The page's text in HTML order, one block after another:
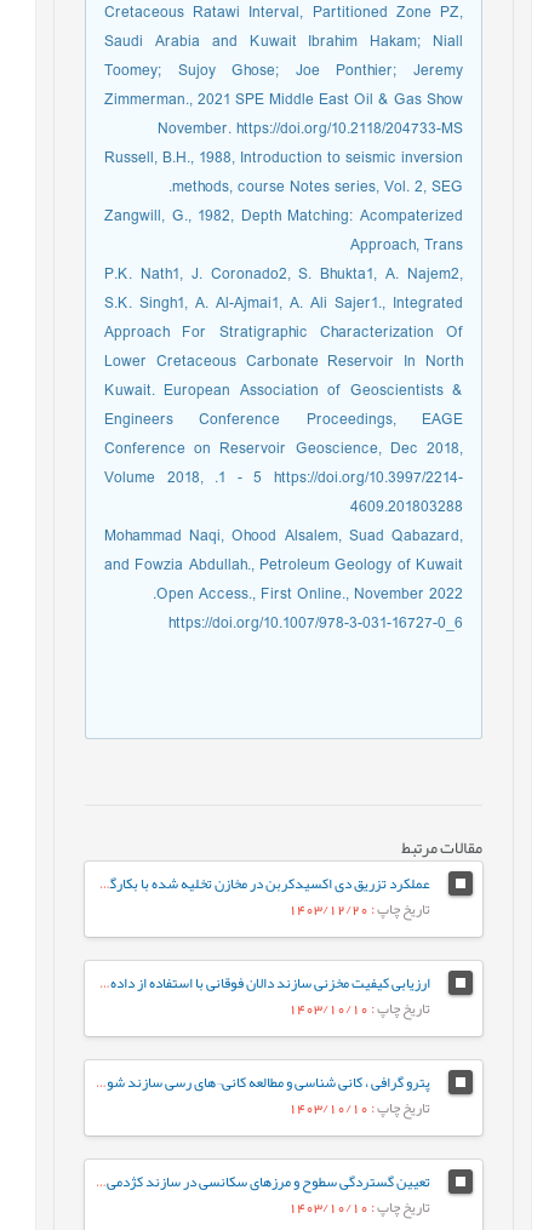
Cretaceous Ratawi Interval, Partitioned Zone PZ,
Saudi Arabia and Kuwait Ibrahim Hakam; Niall
Toomey; Sujoy Ghose; Joe Ponthier; Jeremy
Zimmerman., 2021 SPE Middle East Oil & Gas Show
November. https://doi.org/10.2118/204733-MS
Russell, B.H., 1988, Introduction to seismic inversion
methods, course Notes series, Vol. 2, SEG.
Zangwill, G., 1982, Depth Matching: Acompaterized
Approach, Trans
P.K. Nath1, J. Coronado2, S. Bhukta1, A. Najem2,
S.K. Singh1, A. Al-Ajmai1, A. Ali Sajer1., Integrated
Approach For Stratigraphic Characterization Of
Lower Cretaceous Carbonate Reservoir In North
Kuwait. European Association of Geoscientists &
Engineers Conference Proceedings, EAGE
Conference on Reservoir Geoscience, Dec 2018,
Volume 2018, .1 - 5 https://doi.org/10.3997/2214-
4609.201803288
Mohammad Naqi, Ohood Alsalem, Suad Qabazard,
and Fowzia Abdullah., Petroleum Geology of Kuwait
Open Access., First Online., November 2022.
https://doi.org/10.1007/978-3-031-16727-0_6
مقالات مرتبط
عملکرد تزریق دی اکسیدکربن در مخازن تخلیه شده با بکارگیری الگوریتم های شبکه عصبی
تاریخ چاپ: 1403/12/20
ارزیابی کیفیت مخزنی سازند دالان فوقانی با استفاده از داده‌های پتروفیزیکی در یکی از میادین گازی جنوب ایران
تاریخ چاپ: 1403/10/10
پترو گرافی ، کانی شناسی و مطالعه کانی¬های رسی سازند شوریجه میدان گنبدلی و تاثیر آن بر ویژه گی های مخزن
تاریخ چاپ: 1403/10/10
تعیین گستردگی سطوح و مرزهای سکانسی در سازند کژدمی برمبنای چینه نگاری سکانسی لرزه ای
تاریخ چاپ: 1403/10/10